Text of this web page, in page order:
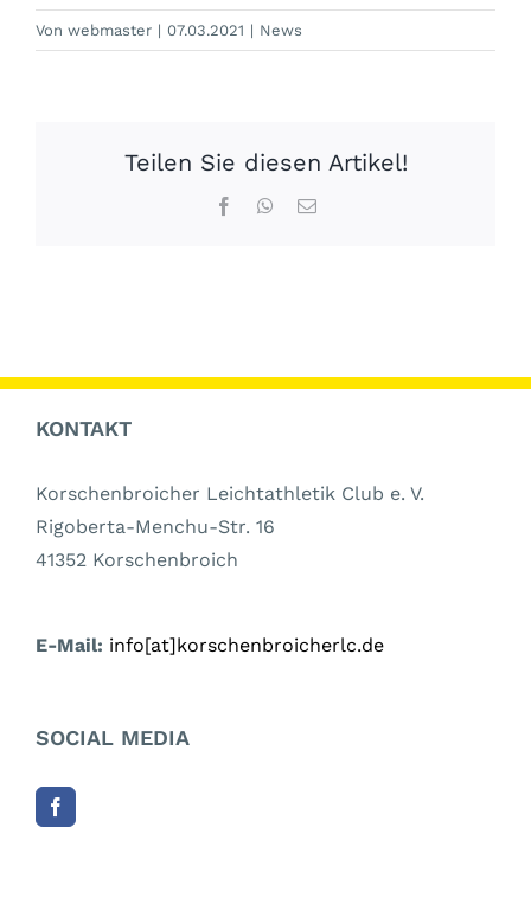
Von webmaster | 07.03.2021 | News
Teilen Sie diesen Artikel!
FacebookWhatsApp
E-
KONTAKT
Korschenbroicher Leichtathletik Club e. V.
Rigoberta-Menchu-Str. 16
41352 Korschenbroich
E-Mail: info[at]korschenbroicherlc.de
SOCIAL MEDIA